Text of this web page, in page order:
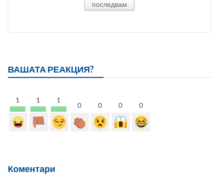
последвам
ВАШАТА РЕАКЦИЯ?
1 1 1
0 0 0 0
Коментари